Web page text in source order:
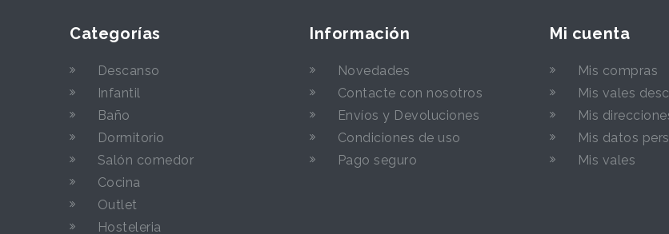
Categorías
Descanso
Infantil
Baño
Dormitorio
Salón comedor
Cocina
Outlet
Hosteleria
Información
Novedades
Contacte con nosotros
Envíos y Devoluciones
Condiciones de uso
Pago seguro
Mi cuenta
Mis compras
Mis vales
Mis
Mis datos
Mis vales